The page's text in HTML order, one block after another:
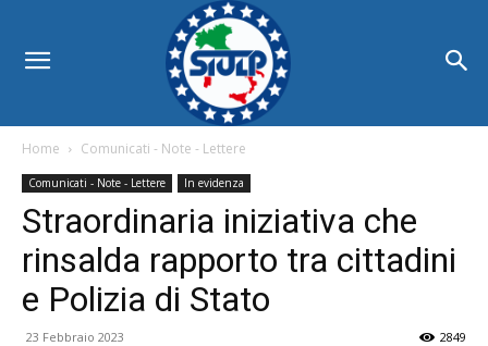
Home Comunicati - Note - Lettere
Comunicati - Note - Lettere In evidenza
Straordinaria iniziativa che
rinsalda rapporto tra cittadini
e Polizia di Stato
23 Febbraio 2023 2849